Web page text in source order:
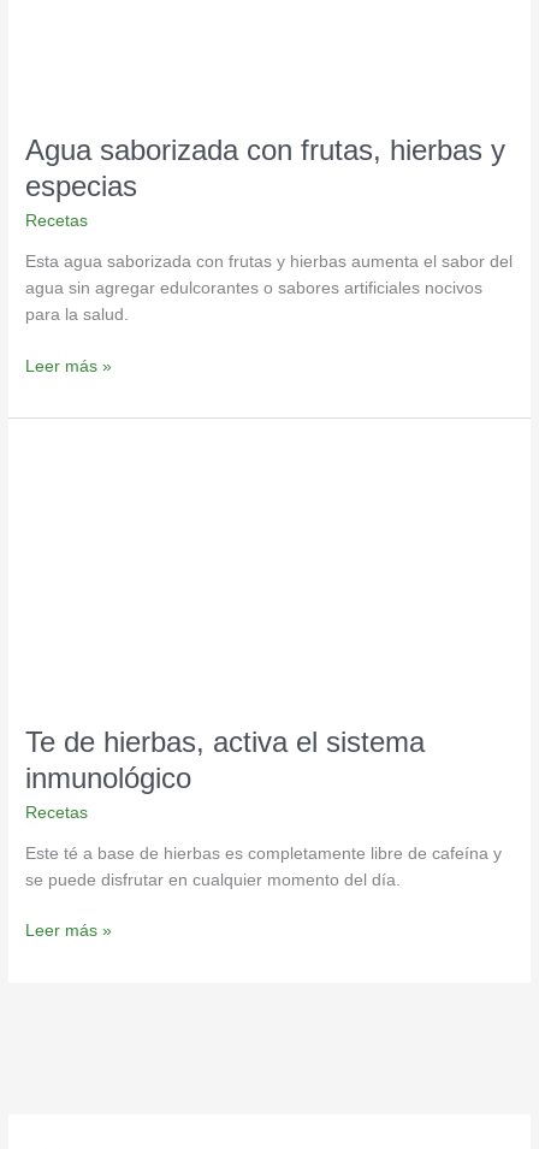
Agua saborizada con frutas, hierbas y
especias
Recetas
Esta agua saborizada con frutas y hierbas aumenta el sabor del
agua sin agregar edulcorantes o sabores artificiales nocivos
para la salud.
Leer más »
Te de hierbas, activa el sistema
inmunológico
Recetas
Este té a base de hierbas es completamente libre de cafeína y
se puede disfrutar en cualquier momento del día.
Leer más »